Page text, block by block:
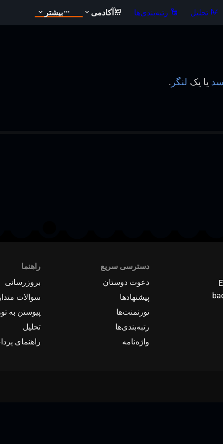
تحلیل رتبه‌بندی‌ها آکادمی بیشتر
سد یا یک لنگر .
دسترسی سریع
دعوت دوستان
پیشنهادها
تورنمنت‌ها
رتبه‌بندی‌ها
واژه‌نامه
راهنما
بروزرسانی
سوالات
پیوستن به
تحلیل
راهنمای